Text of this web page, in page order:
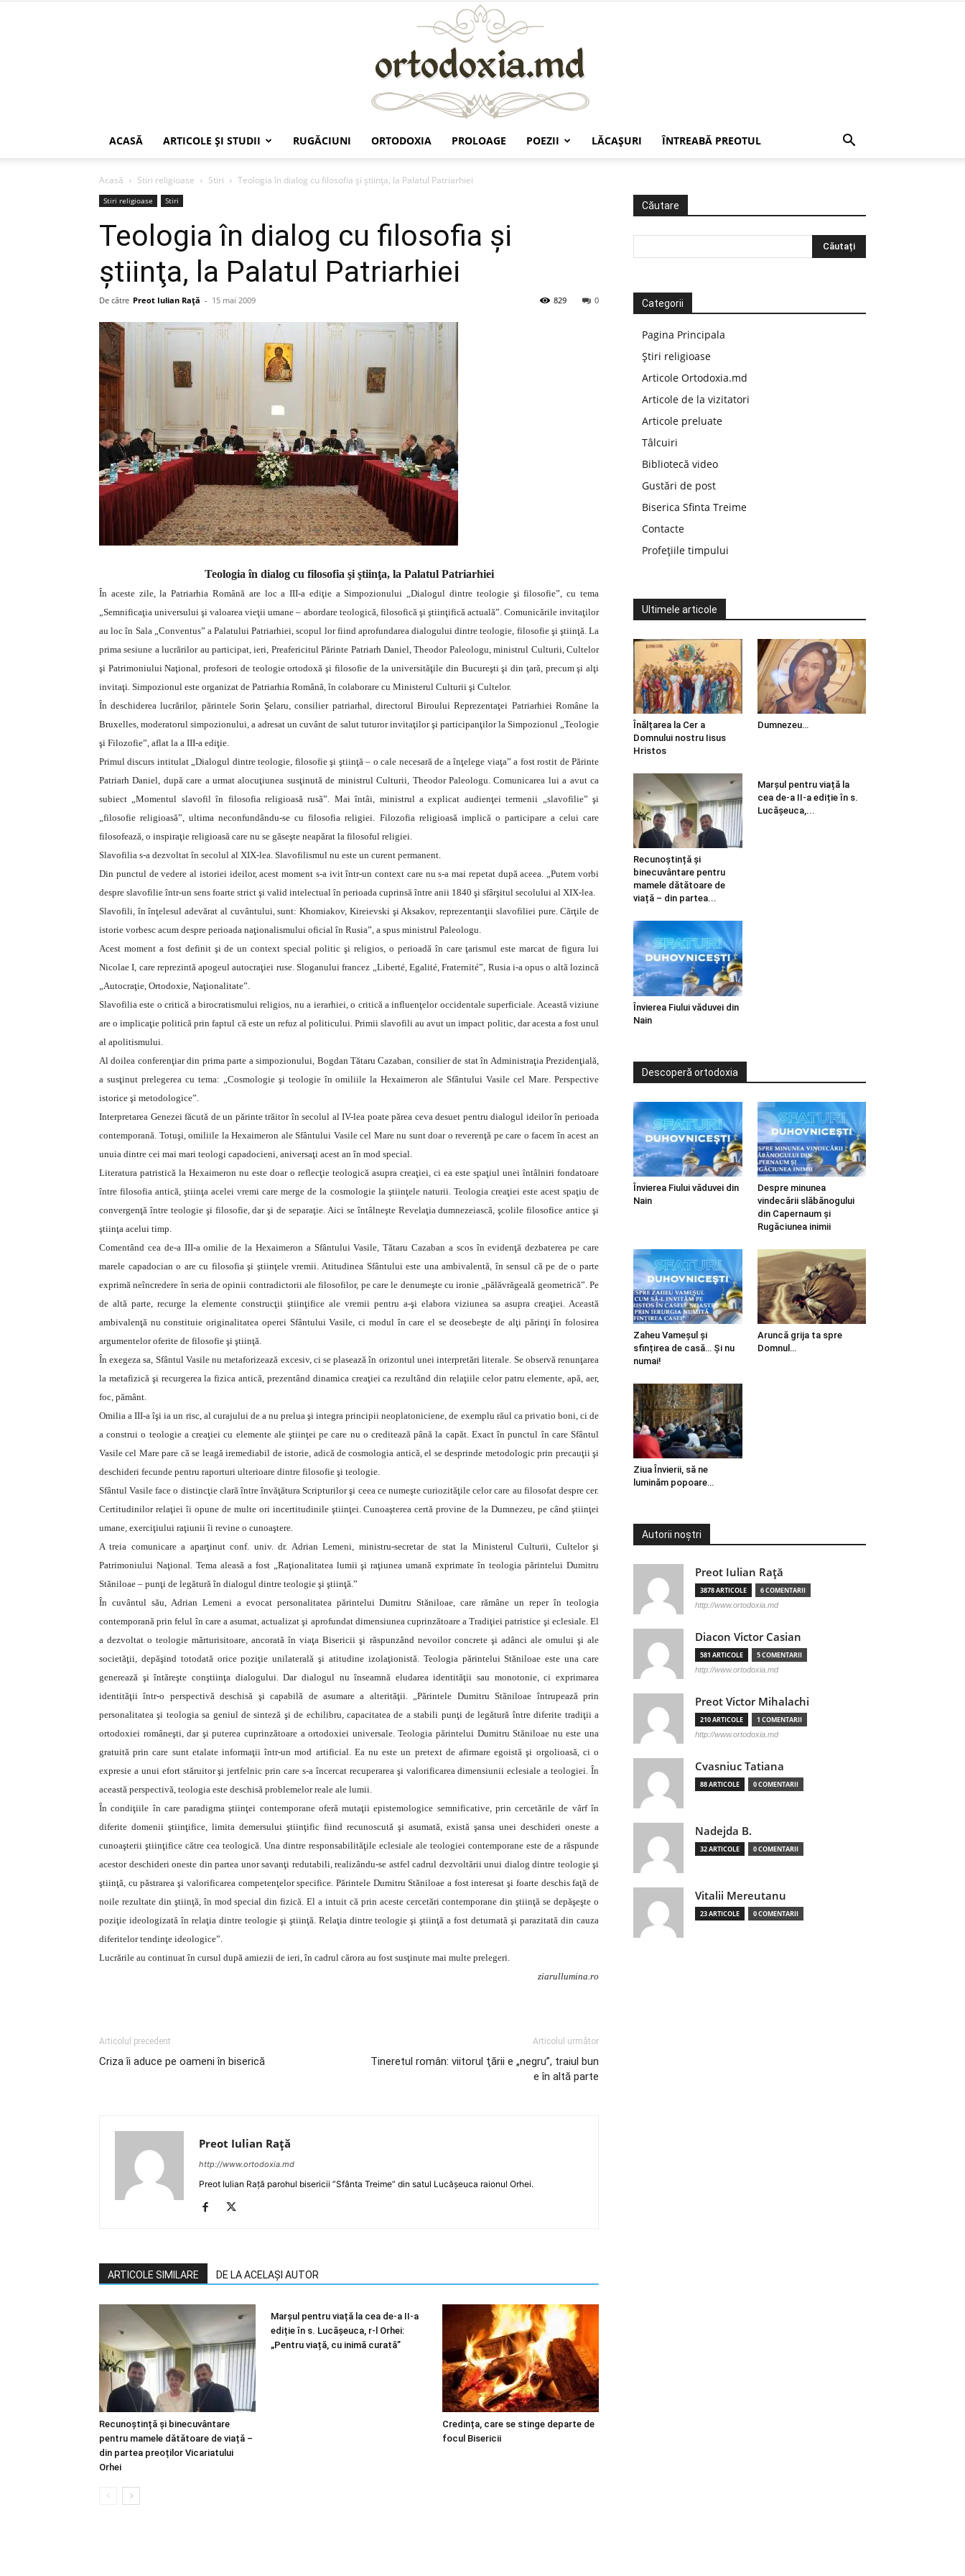
ACASĂ ARTICOLE ŞI STUDII RUGĂCIUNI ORTODOXIA PROLOAGE POEZII LĂCAŞURI ÎNTREABĂ PREOTUL
Acasă Stiri religioase Stiri Teologia în dialog cu filosofia şi ştiinţa, la Palatul Patriarhiei
Stiri religioase Stiri
Teologia în dialog cu filosofia şi
ştiinţa, la Palatul Patriarhiei
De către Preot Iulian Raţă - 15 mai 2009 0
829
Teologia în dialog cu filosofia şi ştiinţa, la Palatul Patriarhiei
În aceste zile, la Patriarhia Română are loc a III-a ediţie a Simpozionului „Dialogul dintre teologie şi filosofie”, cu tema
„Semnificaţia universului şi valoarea vieţii umane – abordare teologică, filosofică şi ştiinţifică actuală”. Comunicările invitaţilor
au loc în Sala „Conventus” a Palatului Patriarhiei, scopul lor fiind aprofundarea dialogului dintre teologie, filosofie şi ştiinţă. La
prima sesiune a lucrărilor au participat, ieri, Preafericitul Părinte Patriarh Daniel, Theodor Paleologu, ministrul Culturii, Cultelor
şi Patrimoniului Naţional, profesori de teologie ortodoxă şi filosofie de la universităţile din Bucureşti şi din ţară, precum şi alţi
invitaţi. Simpozionul este organizat de Patriarhia Română, în colaborare cu Ministerul Culturii şi Cultelor.
În deschiderea lucrărilor, părintele Sorin Şelaru, consilier patriarhal, directorul Biroului Reprezentaţei Patriarhiei Române la
Bruxelles, moderatorul simpozionului, a adresat un cuvânt de salut tuturor invitaţilor şi participanţilor la Simpozionul „Teologie
şi Filozofie”, aflat la a III-a ediţie.
Primul discurs intitulat „Dialogul dintre teologie, filosofie şi ştiinţă – o cale necesară de a înţelege viaţa” a fost rostit de Părinte
Patriarh Daniel, după care a urmat alocuţiunea susţinută de ministrul Culturii, Theodor Paleologu. Comunicarea lui a avut ca
subiect „Momentul slavofil în filosofia religioasă rusă”. Mai întâi, ministrul a explicat audienţei termenii „slavofilie” şi
„filosofie religioasă”, ultima neconfundându-se cu filosofia religiei. Filozofia religioasă implică o participare a celui care
filosofează, o inspiraţie religioasă care nu se găseşte neapărat la filosoful religiei.
Slavofilia s-a dezvoltat în secolul al XIX-lea. Slavofilismul nu este un curent permanent.
Din punctul de vedere al istoriei ideilor, acest moment s-a ivit într-un context care nu s-a mai repetat după aceea. „Putem vorbi
despre slavofilie într-un sens foarte strict şi valid intelectual în perioada cuprinsă între anii 1840 şi sfârşitul secolului al XIX-lea.
Slavofili, în înţelesul adevărat al cuvântului, sunt: Khomiakov, Kireievski şi Aksakov, reprezentanţii slavofiliei pure. Cărţile de
istorie vorbesc acum despre perioada naţionalismului oficial în Rusia”, a spus ministrul Paleologu.
Acest moment a fost definit şi de un context special politic şi religios, o perioadă în care ţarismul este marcat de figura lui
Nicolae I, care reprezintă apogeul autocraţiei ruse. Sloganului francez „Liberté, Egalité, Fraternité”, Rusia i-a opus o altă lozincă
„Autocraţie, Ortodoxie, Naţionalitate”.
Slavofilia este o critică a birocratismului religios, nu a ierarhiei, o critică a influenţelor occidentale superficiale. Această viziune
are o implicaţie politică prin faptul că este un refuz al politicului. Primii slavofili au avut un impact politic, dar acesta a fost unul
al apolitismului.
Al doilea conferenţiar din prima parte a simpozionului, Bogdan Tătaru Cazaban, consilier de stat în Administraţia Prezidenţială,
a susţinut prelegerea cu tema: „Cosmologie şi teologie în omiliile la Hexaimeron ale Sfântului Vasile cel Mare. Perspective
istorice şi metodologice”.
Interpretarea Genezei făcută de un părinte trăitor în secolul al IV-lea poate părea ceva desuet pentru dialogul ideilor în perioada
contemporană. Totuşi, omiliile la Hexaimeron ale Sfântului Vasile cel Mare nu sunt doar o reverenţă pe care o facem în acest an
unuia dintre cei mai mari teologi capadocieni, aniversaţi acest an în mod special.
Literatura patristică la Hexaimeron nu este doar o reflecţie teologică asupra creaţiei, ci ea este spaţiul unei întâlniri fondatoare
între filosofia antică, ştiinţa acelei vremi care merge de la cosmologie la ştiinţele naturii. Teologia creaţiei este acest spaţiu de
convergenţă între teologie şi filosofie, dar şi de separaţie. Aici se întâlneşte Revelaţia dumnezeiască, şcolile filosofice antice şi
ştiinţa acelui timp.
Comentând cea de-a III-a omilie de la Hexaimeron a Sfântului Vasile, Tătaru Cazaban a scos în evidenţă dezbaterea pe care
marele capadocian o are cu filosofia şi ştiinţele vremii. Atitudinea Sfântului este una ambivalentă, în sensul că pe de o parte
exprimă neîncredere în seria de opinii contradictorii ale filosofilor, pe care le denumeşte cu ironie „pălăvrăgeală geometrică”. Pe
de altă parte, recurge la elemente construcţii ştiinţifice ale vremii pentru a-şi elabora viziunea sa asupra creaţiei. Această
ambivalenţă nu constituie originalitatea operei Sfântului Vasile, ci modul în care el se deosebeşte de alţi părinţi în folosirea
argumentelor oferite de filosofie şi ştiinţă.
În exegeza sa, Sfântul Vasile nu metaforizează excesiv, ci se plasează în orizontul unei interpretări literale. Se observă renunţarea
la metafizică şi recurgerea la fizica antică, prezentând dinamica creaţiei ca rezultând din relaţiile celor patru elemente, apă, aer,
foc, pământ.
Omilia a III-a îşi ia un risc, al curajului de a nu prelua şi integra principii neoplatoniciene, de exemplu răul ca privatio boni, ci de
a construi o teologie a creaţiei cu elemente ale ştiinţei pe care nu o creditează până la capăt. Exact în punctul în care Sfântul
Vasile cel Mare pare că se leagă iremediabil de istorie, adică de cosmologia antică, el se desprinde metodologic prin precauţii şi
deschideri fecunde pentru raporturi ulterioare dintre filosofie şi teologie.
Sfântul Vasile face o distincţie clară între învăţătura Scripturilor şi ceea ce numeşte curiozităţile celor care au filosofat despre cer.
Certitudinilor relaţiei îi opune de multe ori incertitudinile ştiinţei. Cunoaşterea certă provine de la Dumnezeu, pe când ştiinţei
umane, exerciţiului raţiunii îi revine o cunoaştere.
A treia comunicare a aparţinut conf. univ. dr. Adrian Lemeni, ministru-secretar de stat la Ministerul Culturii, Cultelor şi
Patrimoniului Naţional. Tema aleasă a fost „Raţionalitatea lumii şi raţiunea umană exprimate în teologia părintelui Dumitru
Stăniloae – punţi de legătură în dialogul dintre teologie şi ştiinţă.”
În cuvântul său, Adrian Lemeni a evocat personalitatea părintelui Dumitru Stăniloae, care rămâne un reper în teologia
contemporană prin felul în care a asumat, actualizat şi aprofundat dimensiunea cuprinzătoare a Tradiţiei patristice şi eclesiale. El
a dezvoltat o teologie mărturisitoare, ancorată în viaţa Bisericii şi răspunzând nevoilor concrete şi adânci ale omului şi ale
societăţii, depăşind totodată orice poziţie unilaterală şi atitudine izolaţionistă. Teologia părintelui Stăniloae este una care
generează şi întăreşte conştiinţa dialogului. Dar dialogul nu înseamnă eludarea identităţii sau monotonie, ci exprimarea
identităţii într-o perspectivă deschisă şi capabilă de asumare a alterităţii. „Părintele Dumitru Stăniloae întrupează prin
personalitatea şi teologia sa geniul de sinteză şi de echilibru, capacitatea de a stabili punţi de legătură între diferite tradiţii a
ortodoxiei româneşti, dar şi puterea cuprinzătoare a ortodoxiei universale. Teologia părintelui Dumitru Stăniloae nu este una
gratuită prin care sunt etalate informaţii într-un mod artificial. Ea nu este un pretext de afirmare egoistă şi orgolioasă, ci o
expresie a unui efort stăruitor şi jertfelnic prin care s-a încercat recuperarea şi valorificarea dimensiunii eclesiale a teologiei. În
această perspectivă, teologia este deschisă problemelor reale ale lumii.
În condiţiile în care paradigma ştiinţei contemporane oferă mutaţii epistemologice semnificative, prin cercetările de vârf în
diferite domenii ştiinţifice, limita demersului ştiinţific fiind recunoscută şi asumată, există şansa unei deschideri oneste a
cunoaşterii ştiinţifice către cea teologică. Una dintre responsabilităţile eclesiale ale teologiei contemporane este de a răspunde
acestor deschideri oneste din partea unor savanţi redutabili, realizându-se astfel cadrul dezvoltării unui dialog dintre teologie şi
ştiinţă, cu păstrarea şi valorificarea competenţelor specifice. Părintele Dumitru Stăniloae a fost interesat şi foarte deschis faţă de
noile rezultate din ştiinţă, în mod special din fizică. El a intuit că prin aceste cercetări contemporane din ştiinţă se depăşeşte o
poziţie ideologizată în relaţia dintre teologie şi ştiinţă. Relaţia dintre teologie şi ştiinţă a fost deturnată şi parazitată din cauza
diferitelor tendinţe ideologice”.
Lucrările au continuat în cursul după amiezii de ieri, în cadrul cărora au fost susţinute mai multe prelegeri.
ziarullumina.ro
Articolul precedent
Criza îi aduce pe oameni în biserică
Articolul următor
Tineretul român: viitorul ţării e „negru”, traiul bun
e în altă parte
Preot Iulian Raţă
http://www.ortodoxia.md
Preot Iulian Rață parohul bisericii ”Sfânta Treime” din satul Lucășeuca raionul Orhei.
ARTICOLE SIMILARE DE LA ACELAȘI AUTOR
Recunoștință și binecuvântare
pentru mamele dătătoare de viață –
din partea preoților Vicariatului
Orhei
Marșul pentru viață la cea de-a II-a
ediție în s. Lucășeuca, r-l Orhei:
„Pentru viață, cu inimă curată”
Credința, care se stinge departe de
focul Bisericii
Căutare
Categorii
Pagina Principala
Știri religioase
Articole Ortodoxia.md
Articole de la vizitatori
Articole preluate
Tâlcuiri
Bibliotecă video
Gustări de post
Biserica Sfinta Treime
Contacte
Profețiile timpului
Ultimele articole
Înălțarea la Cer a
Domnului nostru Iisus
Hristos
Dumnezeu…
Recunoștință și
binecuvântare pentru
mamele dătătoare de
viață – din partea...
Marșul pentru viață la
cea de-a II-a ediție în s.
Lucășeuca,...
Învierea Fiului văduvei din
Nain
Descoperă ortodoxia
Învierea Fiului văduvei din
Nain
Despre minunea
vindecării slăbănogului
din Capernaum și
Rugăciunea inimii
Zaheu Vameșul și
sfințirea de casă… Și nu
numai!
Aruncă grija ta spre
Domnul…
Ziua Învierii, să ne
luminăm popoare…
Autorii noștri
Preot Iulian Raţă
3878 ARTICOLE 6 COMENTARII
http://www.ortodoxia.md
Diacon Victor Casian
581 ARTICOLE 5 COMENTARII
http://www.ortodoxia.md
Preot Victor Mihalachi
210 ARTICOLE 1 COMENTARII
http://www.ortodoxia.md
Cvasniuc Tatiana
88 ARTICOLE 0 COMENTARII
Nadejda B.
32 ARTICOLE 0 COMENTARII
Vitalii Mereutanu
23 ARTICOLE 0 COMENTARII